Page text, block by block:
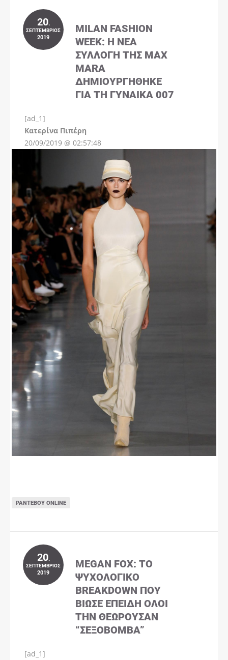
20.
ΣΕΠΤΈΜΒΡΙΟΣ
2019
MILAN FASHION
WEEK: Η ΝΈΑ
ΣΥΛΛΟΓΉ ΤΗΣ MAX
MARA
ΔΗΜΙΟΥΡΓΉΘΗΚΕ
ΓΙΑ ΤΗ ΓΥΝΑΊΚΑ 007
[ad_1]
Kατερίνα Πιπέρη
20/09/2019 @ 02:57:48
ΡΑΝΤΕΒΟΎ ONLINE
20.
ΣΕΠΤΈΜΒΡΙΟΣ
2019
MEGAN FOX: ΤΟ
ΨΥΧΟΛΟΓΙΚΌ
BREAKDOWN ΠΟΥ
ΒΊΩΣΕ ΕΠΕΙΔΉ ΌΛΟΙ
ΤΗΝ ΘΕΩΡΟΎΣΑΝ
“ΣΕΞΟΒΌΜΒΑ”
[ad_1]